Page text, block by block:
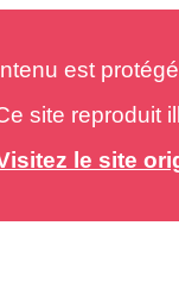
est
site reproduit
le site